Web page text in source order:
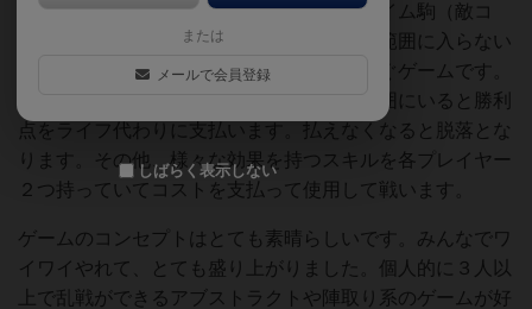
様々な攻撃範囲（将棋を再現）があるスライム駒（敵コ
マ）を各々が配置していき、敵コマの攻撃範囲に入らない
ようにしつつ、敵コマを取って勝利点を稼ぐゲームです。
自分のアクション終了時に敵コマの攻撃範囲にいると勝利
点をライフ代わりに支払います。払えなくなると脱落とな
ります。その他、様々な効果を持つスキルを各プレイヤー
２つ持っていてコストを支払って使用して戦います。
ゲームのコンセプトはとても素晴らしいです。みんなでワ
イワイやれて、とても盛り上がりました。個人的に３人以
上で乱戦ができるアブストラクトや陣取り系のゲームが好
または
メールで会員登録
しばらく表示しない